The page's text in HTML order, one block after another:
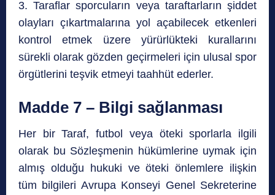
3. Taraflar sporcuların veya taraftarların şiddet
olayları çıkartmalarına yol açabilecek etkenleri
kontrol etmek üzere yürürlükteki kurallarını
sürekli olarak gözden geçirmeleri için ulusal spor
örgütlerini teşvik etmeyi taahhüt ederler.
Madde 7 – Bilgi sağlanması
Her bir Taraf, futbol veya öteki sporlarla ilgili
olarak bu Sözleşmenin hükümlerine uymak için
almış olduğu hukuki ve öteki önlemlere ilişkin
tüm bilgileri Avrupa Konseyi Genel Sekreterine